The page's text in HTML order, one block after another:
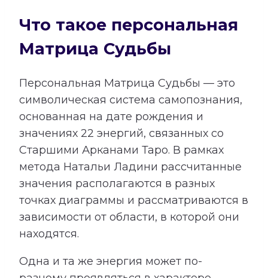
Что такое персональная
Матрица Судьбы
Персональная Матрица Судьбы — это
символическая система самопознания,
основанная на дате рождения и
значениях 22 энергий, связанных со
Старшими Арканами Таро. В рамках
метода Натальи Ладини рассчитанные
значения располагаются в разных
точках диаграммы и рассматриваются в
зависимости от области, в которой они
находятся.
Одна и та же энергия может по-